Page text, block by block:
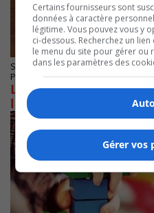
SAINT-BRUNO-DE-MONTARVILLE
Publié le 24 février 2022 à 14h30
Le CPE au parc du
les Montarvillois
Certains fournisseurs sont
données à caractère
légitime. Vous pouvez vous y
ci-dessous. Recherchez un
le menu du site pour gérer ou
dans les paramètres des
Gérer vos